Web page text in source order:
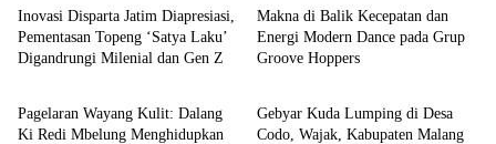
Inovasi Disparta Jatim Diapresiasi,
Pementasan Topeng ‘Satya Laku’
Digandrungi Milenial dan Gen Z
Makna di Balik Kecepatan dan
Energi Modern Dance pada Grup
Groove Hoppers
Catatan Mahasiswa
Pagelaran Wayang Kulit: Dalang
Ki Redi Mbelung Menghidupkan
Seni Budaya
Gebyar Kuda Lumping di Desa
Codo, Wajak, Kabupaten Malang